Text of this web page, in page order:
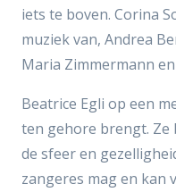
iets te boven. Corina
muziek van, Andrea
Maria Zimmermann en
Beatrice Egli op een
ten gehore brengt. Ze
de sfeer en
zangeres mag en kan